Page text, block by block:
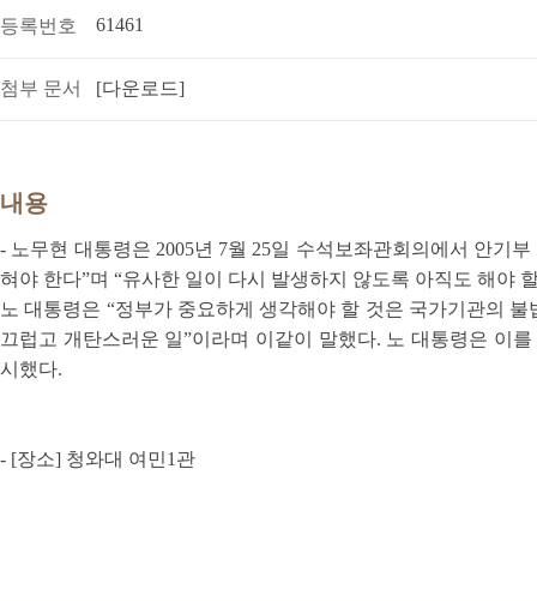
등록번호 61461
첨부 문서 [다운로드]
내용
- 노무현 대통령은 2005년 7월 25일 수석보좌관회의에서 안기
혀야 한다”며 “유사한 일이 다시 발생하지 않도록 아직도 해야
노 대통령은 “정부가 중요하게 생각해야 할 것은 국가기관의
끄럽고 개탄스러운 일”이라며 이같이 말했다. 노 대통령은 이
시했다.
- [장소] 청와대 여민1관